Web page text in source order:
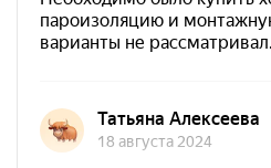
Условия хранения:
Хранить в сухом помещении
Меры предосторожности:
Работы проводить в защитных
Избегать попадания в глаза и